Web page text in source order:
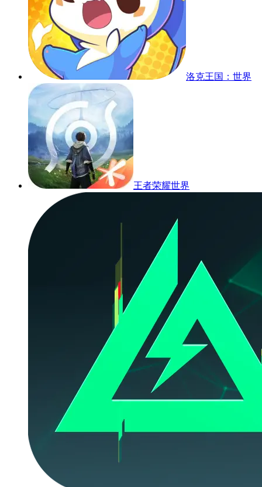
洛克王国：世界
王者荣耀世界